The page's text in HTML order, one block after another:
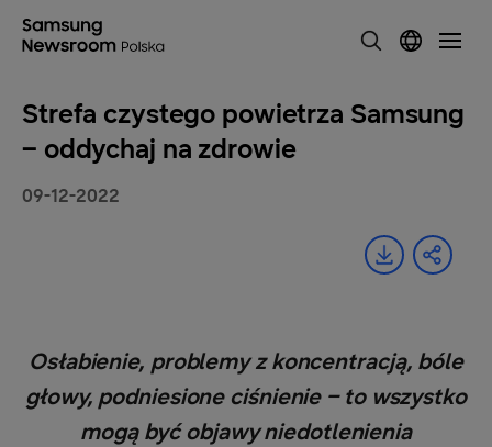
Strefa czystego powietrza Samsung
– oddychaj na zdrowie
09-12-2022
Osłabienie, problemy z koncentracją, bóle
głowy, podniesione ciśnienie – to wszystko
mogą być objawy niedotlenienia